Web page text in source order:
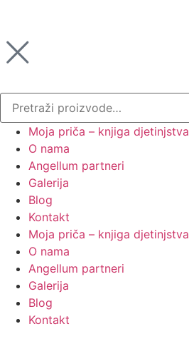
Moja priča – knjiga djetinjstva
O nama
Angellum partneri
Galerija
Blog
Kontakt
Moja priča – knjiga djetinjstva
O nama
Angellum partneri
Galerija
Blog
Kontakt